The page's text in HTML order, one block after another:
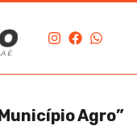
Agro”